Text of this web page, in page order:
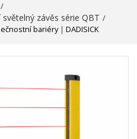
/
závěs série QBT /
bariéry｜DADISICK